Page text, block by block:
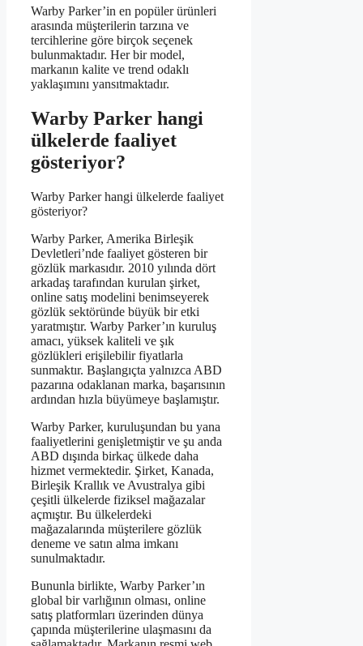
Warby Parker’in en popüler ürünleri
arasında müşterilerin tarzına ve
tercihlerine göre birçok seçenek
bulunmaktadır. Her bir model,
markanın kalite ve trend odaklı
yaklaşımını yansıtmaktadır.
Warby Parker hangi
ülkelerde faaliyet
gösteriyor?
Warby Parker hangi ülkelerde faaliyet
gösteriyor?
Warby Parker, Amerika Birleşik
Devletleri’nde faaliyet gösteren bir
gözlük markasıdır. 2010 yılında dört
arkadaş tarafından kurulan şirket,
online satış modelini benimseyerek
gözlük sektöründe büyük bir etki
yaratmıştır. Warby Parker’ın kuruluş
amacı, yüksek kaliteli ve şık
gözlükleri erişilebilir fiyatlarla
sunmaktır. Başlangıçta yalnızca ABD
pazarına odaklanan marka, başarısının
ardından hızla büyümeye başlamıştır.
Warby Parker, kuruluşundan bu yana
faaliyetlerini genişletmiştir ve şu anda
ABD dışında birkaç ülkede daha
hizmet vermektedir. Şirket, Kanada,
Birleşik Krallık ve Avustralya gibi
çeşitli ülkelerde fiziksel mağazalar
açmıştır. Bu ülkelerdeki
mağazalarında müşterilere gözlük
deneme ve satın alma imkanı
sunulmaktadır.
Bununla birlikte, Warby Parker’ın
global bir varlığının olması, online
satış platformları üzerinden dünya
çapında müşterilerine ulaşmasını da